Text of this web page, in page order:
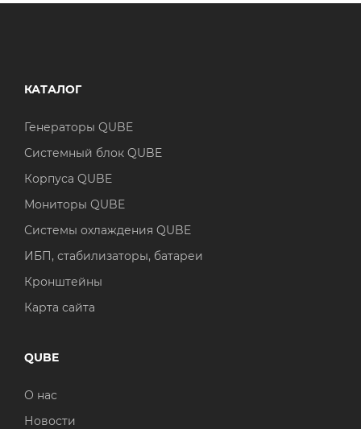
КАТАЛОГ
Генераторы QUBE
Системный блок QUBE
Корпуса QUBE
Мониторы QUBE
Системы охлаждения QUBE
ИБП, стабилизаторы, батареи
Кронштейны
Карта сайта
QUBE
О нас
Новости